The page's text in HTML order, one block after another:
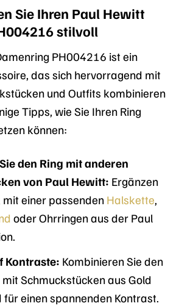
Sie Ihren Paul Hewitt
stilvoll
PH004216 ist ein
das sich hervorragend mit
und Outfits kombinieren
Tipps, wie Sie Ihren Ring
können:
den Ring mit anderen
von Paul Hewitt: Ergänzen
mit einer passenden Halskette,
oder Ohrringen aus der Paul
Kontraste: Kombinieren Sie den
Schmuckstücken aus Gold
für einen spannenden Kontrast.